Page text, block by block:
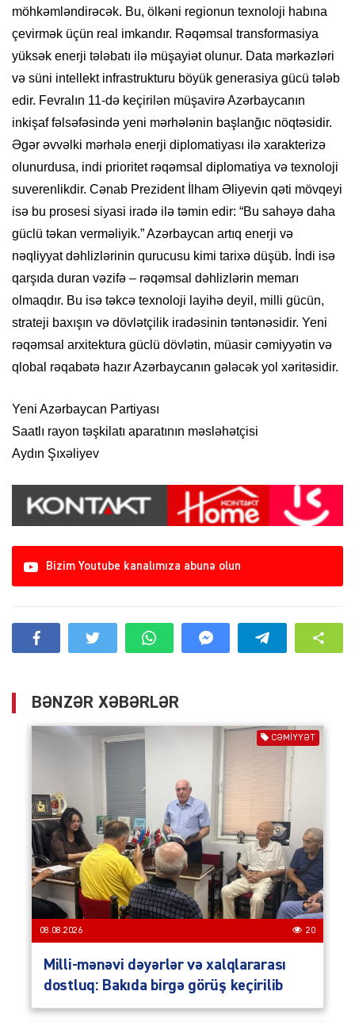
möhkəmləndirəcək. Bu, ölkəni regionun texnoloji habına
çevirmək üçün real imkandır. Rəqəmsal transformasiya
yüksək enerji tələbatı ilə müşayiət olunur. Data mərkəzləri
və süni intellekt infrastrukturu böyük generasiya gücü tələb
edir. Fevralın 11-də keçirilən müşavirə Azərbaycanın
inkişaf fəlsəfəsində yeni mərhələnin başlanğıc nöqtəsidir.
Əgər əvvəlki mərhələ enerji diplomatiyası ilə xarakterizə
olunurdusa, indi prioritet rəqəmsal diplomatiya və texnoloji
suverenlikdir. Cənab Prezident İlham Əliyevin qəti mövqeyi
isə bu prosesi siyasi iradə ilə təmin edir: “Bu sahəyə daha
güclü təkan verməliyik.” Azərbaycan artıq enerji və
nəqliyyat dəhlizlərinin qurucusu kimi tarixə düşüb. İndi isə
qarşıda duran vəzifə – rəqəmsal dəhlizlərin memarı
olmaqdır. Bu isə təkcə texnoloji layihə deyil, milli gücün,
strateji baxışın və dövlətçilik iradəsinin təntənəsidir. Yeni
rəqəmsal arxitektura güclü dövlətin, müasir cəmiyyətin və
qlobal rəqabətə hazır Azərbaycanın gələcək yol xəritəsidir.
Yeni Azərbaycan Partiyası
Saatlı rayon təşkilatı aparatının məsləhətçisi
Aydın Şıxəliyev
Bizim Youtube kanalımıza abunə olun
BƏNZƏR XƏBƏRLƏR
CƏMIYYƏT
08.08.2026 20
Milli-mənəvi dəyərlər və xalqlararası
dostluq: Bakıda birgə görüş keçirilib